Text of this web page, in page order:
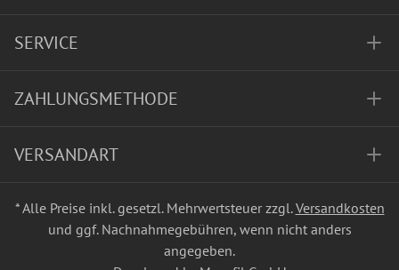
SERVICE
ZAHLUNGSMETHODE
VERSANDART
* Alle Preise inkl. gesetzl. Mehrwertsteuer zzgl.Versandkosten
und ggf. Nachnahmegebühren, wenn nicht anders
angegeben.